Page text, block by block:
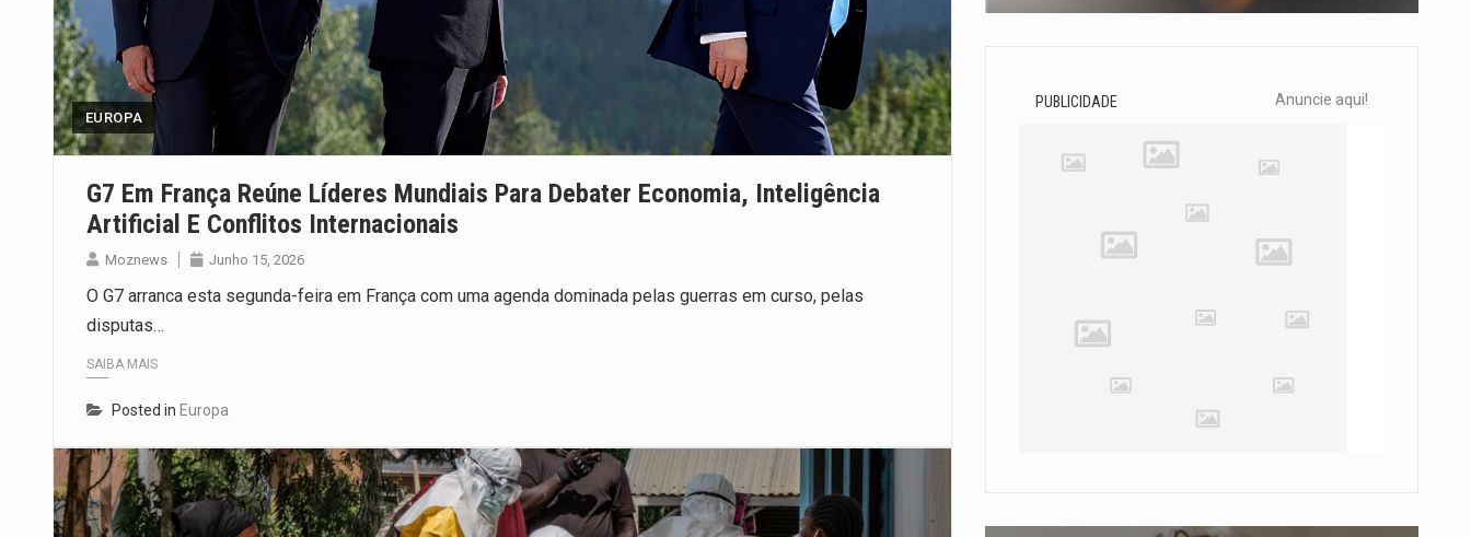
EUROPA
G7 Em França Reúne Líderes Mundiais Para Debater Economia, Inteligência
Artificial E Conflitos Internacionais
Moznews Junho 15, 2026
O G7 arranca esta segunda-feira em França com uma agenda dominada pelas guerras em curso, pelas
disputas…
SAIBA MAIS
Posted in Europa
PUBLICIDADE Anuncie aqui!